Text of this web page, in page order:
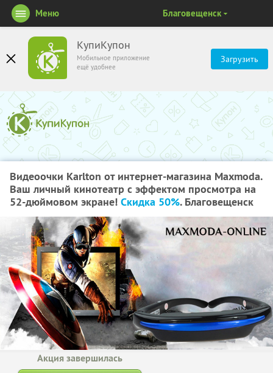
КупиКупон
Мобильное приложение
ещё удобнее
Загрузить
Меню Благовещенск
Видеоочки Karlton от интернет-магазина Maxmoda.
Ваш личный кинотеатр с эффектом просмотра на
52-дюймовом экране! Скидка 50%. Благовещенск
Акция завершилась